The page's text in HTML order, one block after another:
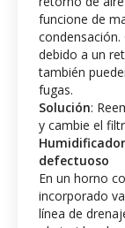
funcione de
debido a un
también
fugas.
Solución:
y cambie el
defectuoso
En un horno
incorporado
línea de